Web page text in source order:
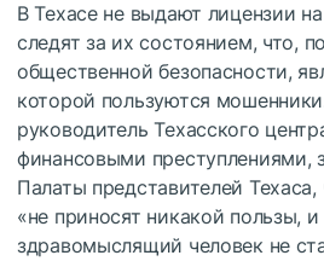
В Техасе не выдают лицензии
следят за их состоянием, что,
общественной безопасности,
которой пользуются
руководитель Техасского
финансовыми преступлениями,
Палаты представителей
«не приносят никакой пользы,
здравомыслящий человек не